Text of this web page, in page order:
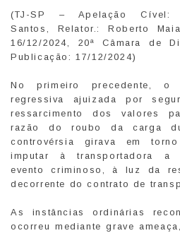
(TJ-SP – Apelação Cível:
Santos, Relator.: Roberto
16/12/2024, 20ª Câmara de
Publicação: 17/12/2024)
No primeiro precedente, o
regressiva ajuizada por
ressarcimento dos valores
razão do roubo da carga
controvérsia girava em
imputar à transportadora a
evento criminoso, à luz da
decorrente do contrato de
As instâncias ordinárias
ocorreu mediante grave